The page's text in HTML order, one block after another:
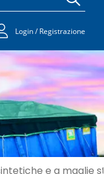
Login / Registrazione